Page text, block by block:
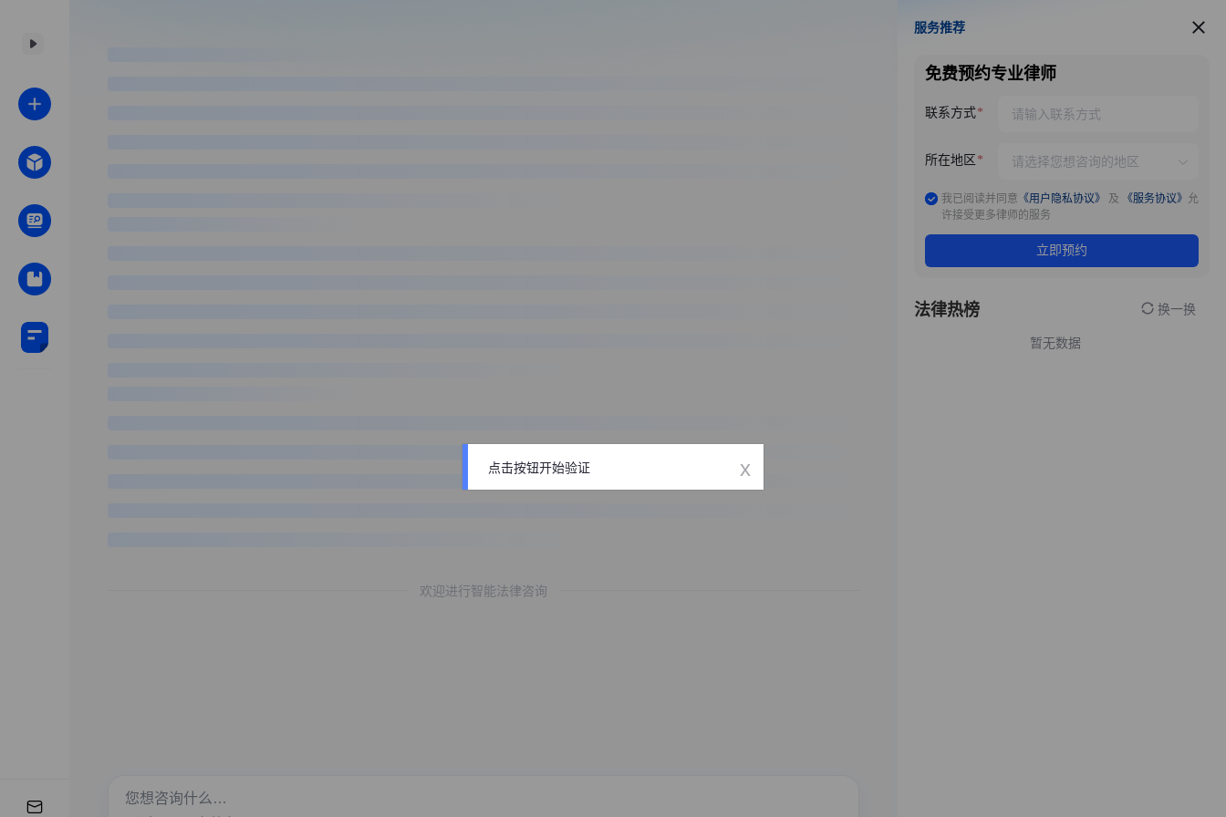
欢迎进行智能法律咨询
服务推荐
服务推荐
免费预约专业律师
联系方式
所在地区
我已阅读并同意 《用户隐私协议》 及 《服务协议》 允
许接受更多律师的服务
立即预约
法律热榜 换一换
暂无数据
点击按钮开始验证 x